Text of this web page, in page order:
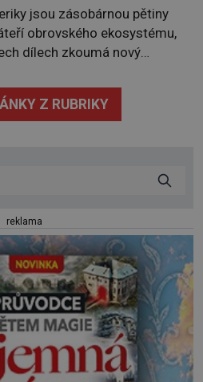
jsou zásobárnou pětiny
obrovského ekosystému,
dílech zkoumá nový
Nature v pondělí 5.
jezero, Michiganské
Z RUBRIKY
reklama